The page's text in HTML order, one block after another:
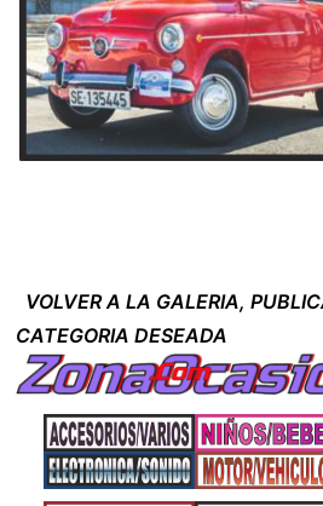
VOLVER A LA GALERIA,
CATEGORIA DESEADA